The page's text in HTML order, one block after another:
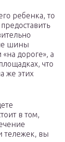
ребенка, то
шины
дороге», а
что
же этих
в том,
тележек, вы